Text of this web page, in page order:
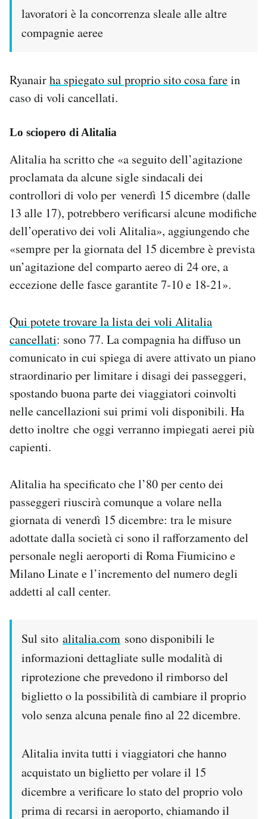
lavoratori è la concorrenza sleale alle altre
compagnie aeree
Ryanairha spiegato sul proprio sito cosa farein
caso di voli cancellati.
Lo sciopero di Alitalia
Alitalia ha scritto che «a seguito dell’agitazione
proclamata da alcune sigle sindacali dei
controllori di volo per venerdì 15 dicembre (dalle
13 alle 17), potrebbero verificarsi alcune modifiche
dell’operativo dei voli Alitalia», aggiungendo che
«sempre per la giornata del 15 dicembre è prevista
un’agitazione del comparto aereo di 24 ore, a
eccezione delle fasce garantite 7-10 e 18-21».
Qui potete trovare la lista dei voli Alitalia
cancellati: sono 77. La compagnia ha diffuso un
comunicato in cui spiega di avere attivato un piano
straordinario per limitare i disagi dei passeggeri,
spostando buona parte dei viaggiatori coinvolti
nelle cancellazioni sui primi voli disponibili. Ha
detto inoltre che oggi verranno impiegati aerei più
capienti.
Alitalia ha specificato che l’80 per cento dei
passeggeri riuscirà comunque a volare nella
giornata di venerdì 15 dicembre: tra le misure
adottate dalla società ci sono il rafforzamento del
personale negli aeroporti di Roma Fiumicino e
Milano Linate e l’incremento del numero degli
addetti al call center.
Sul sito alitalia.com sono disponibili le
informazioni dettagliate sulle modalità di
riprotezione che prevedono il rimborso del
biglietto o la possibilità di cambiare il proprio
volo senza alcuna penale fino al 22 dicembre.
Alitalia invita tutti i viaggiatori che hanno
acquistato un biglietto per volare il 15
dicembre a verificare lo stato del proprio volo
prima di recarsi in aeroporto, chiamando il